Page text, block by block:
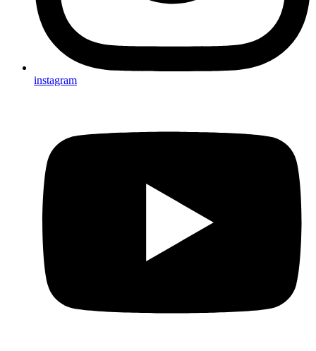
instagram